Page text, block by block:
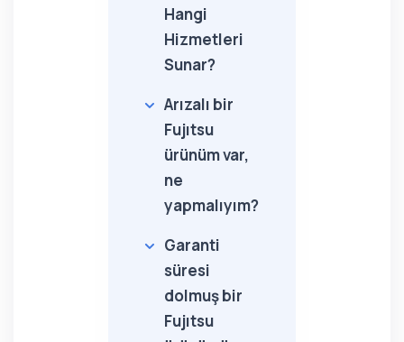
Hangi
Hizmetleri
Sunar?
Arızalı bir
Fujıtsu
ürünüm var,
ne
yapmalıyım?
Garanti
süresi
dolmuş bir
Fujıtsu